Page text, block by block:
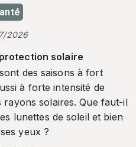
2026
solaire
des saisons à fort
à forte intensité de
solaires. Que faut-il
lunettes de soleil et bien
yeux ?